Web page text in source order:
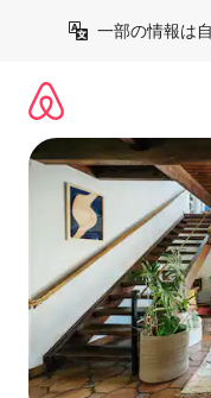
一部の情報は